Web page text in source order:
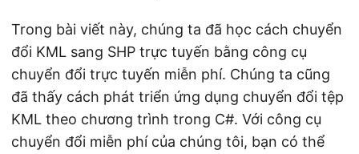
Trong bài viết này, chúng ta đã học cách chuyển
đổi KML sang SHP trực tuyến bằng công cụ
chuyển đổi trực tuyến miễn phí. Chúng ta cũng
đã thấy cách phát triển ứng dụng chuyển đổi tệp
KML theo chương trình trong C#. Với công cụ
chuyển đổi miễn phí của chúng tôi, bạn có thể